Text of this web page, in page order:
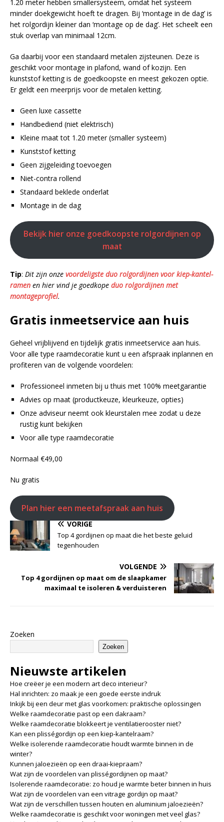
1.20 meter hebben smallersysteem, omdat het systeem
minder doekgewicht hoeft te dragen. Bij ‘montage in de dag’ is
het rolgordijn kleiner dan ‘montage op de dag’. Het scheelt een
stuk overlap van minimaal 12cm.
Ga daarbij voor een standaard metalen zijsteunen. Deze is
geschikt voor montage in plafond, wand of kozijn. Een
kunststof ketting is de goedkoopste en meest gekozen optie.
Er geldt een meerprijs voor de metalen ketting.
Geen luxe cassette
Handbediend (niet elektrisch)
Kleine maat tot 1.20 meter (smaller systeem)
Kunststof ketting
Geen zijgeleiding toevoegen
Niet-contra rollend
Standaard beklede onderlat
Montage in de dag
Bekijk hier onze goedkoopste rolgordijnen op
maat
Tip: Dit zijn onze voordeligste duo rolgordijnen voor kiep-kantel-
ramen en hier vind je goedkope duo rolgordijnen met
montageprofiel.
Gratis inmeetservice aan huis
Geheel vrijblijvend en tijdelijk gratis inmeetservice aan huis.
Voor alle type raamdecoratie kunt u een afspraak inplannen en
profiteren van de volgende voordelen:
Professioneel inmeten bij u thuis met 100% meetgarantie
Advies op maat (productkeuze, kleurkeuze, opties)
Onze adviseur neemt ook kleurstalen mee zodat u deze
rustig kunt bekijken
Voor alle type raamdecoratie
Normaal €‎49,00
Nu gratis
Plan hier een meetafspraak aan huis
VORIGE
Top 4 gordijnen op maat die het beste geluid
tegenhouden
VOLGENDE
Top 4 gordijnen op maat om de slaapkamer
maximaal te isoleren & verduisteren
Zoeken
Zoeken
Nieuwste artikelen
Hoe creëer je een modern art deco interieur?
Hal inrichten: zo maak je een goede eerste indruk
Inkijk bij een deur met glas voorkomen: praktische oplossingen
Welke raamdecoratie past op een dakraam?
Welke raamdecoratie blokkeert je ventilatierooster niet?
Kan een plisségordijn op een kiep-kantelraam?
Welke isolerende raamdecoratie houdt warmte binnen in de
winter?
Kunnen jaloezieën op een draai-kiepraam?
Wat zijn de voordelen van plisségordijnen op maat?
Isolerende raamdecoratie: zo houd je warmte beter binnen in huis
Wat zijn de voordelen van een vitrage gordijn op maat?
Wat zijn de verschillen tussen houten en aluminium jaloezieën?
Welke raamdecoratie is geschikt voor woningen met veel glas?